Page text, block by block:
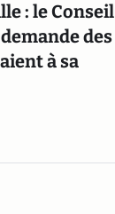
: le Conseil
des
à sa